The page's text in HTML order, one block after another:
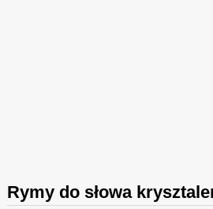
Rymy do słowa